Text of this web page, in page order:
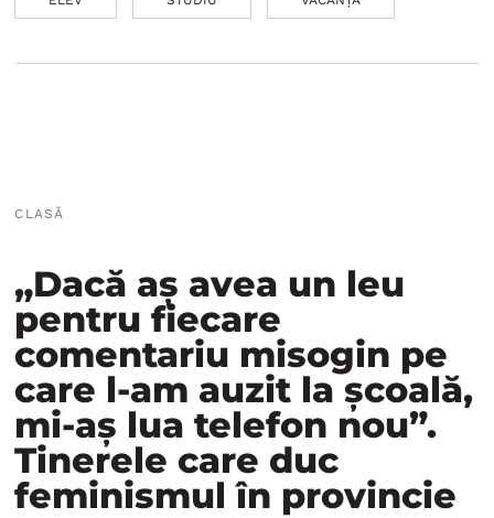
CLASĂ
„Dacă aș avea un leu
pentru fiecare
comentariu misogin pe
care l-am auzit la școală,
mi-aș lua telefon nou”.
Tinerele care duc
feminismul în provincie